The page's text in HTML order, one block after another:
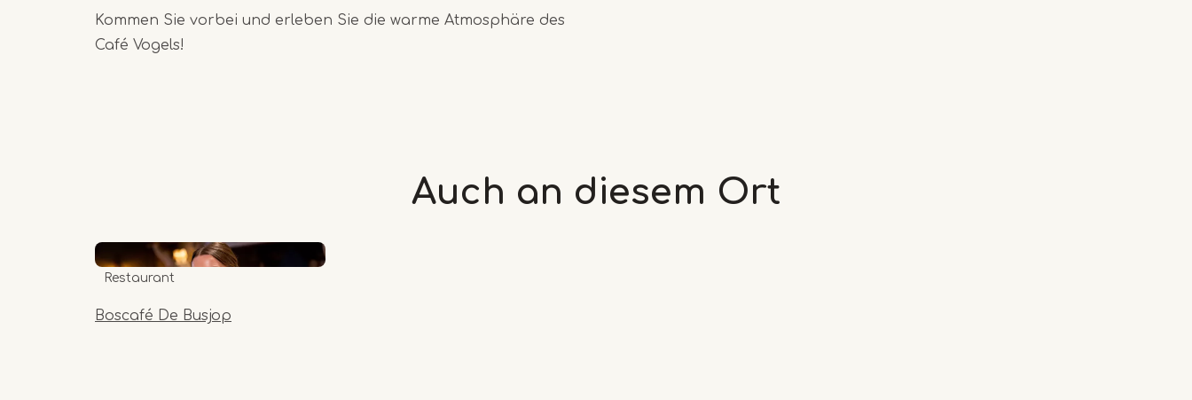
Kommen Sie vorbei und erleben Sie die warme Atmosphäre des
Café Vogels!
Auch an diesem Ort
Boscafé De Busjop
Restaurant